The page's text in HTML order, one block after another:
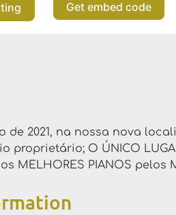
Get embed code
2021, na nossa nova
proprietário; O ÚNICO
MELHORES PIANOS pelos